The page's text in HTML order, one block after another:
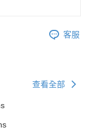
客服
查看全部